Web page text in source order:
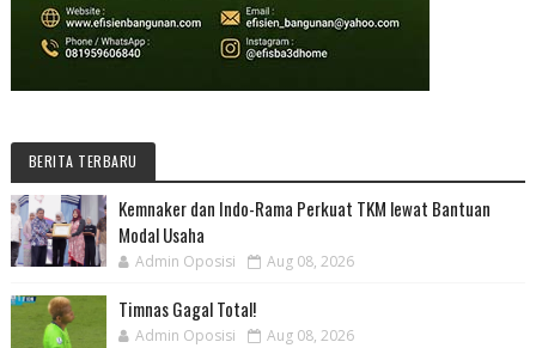
BERITA TERBARU
Kemnaker dan Indo-Rama Perkuat TKM lewat Bantuan
Modal Usaha
Admin Oposisi Aug 08, 2026
Timnas Gagal Total!
Admin Oposisi Aug 08, 2026